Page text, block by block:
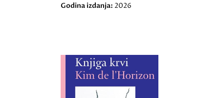
Godina izdanja: 2026